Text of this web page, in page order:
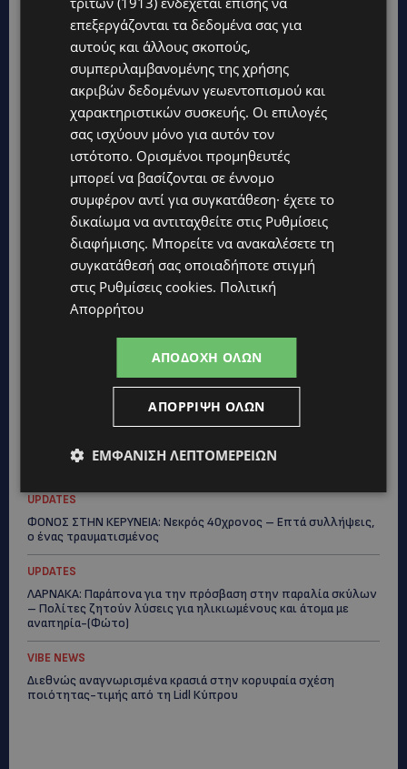
Topics
UPDATES
ΛΑΤΣΙΑ-ΓΕΡΙ: Στο επίκεντρο η δημιουργία δομών για
ασυνόδευτους ανήλικους – Αντιδρά ο Δήμος, στηρίζει υπό
προϋποθέσεις το Κίνημα Οικολόγων
UPDATES
ΣΤΟ «ΚΟΚΚΙΝΟ» Η ΖΕΣΤΗ: Νέα κίτρινη προειδοποίηση και
40άρια στο εσωτερικό
ΛΕΜΕΣΟΣ: Μάχη για τη ζωή του δίνει 18χρονος – Βρέθηκε
βαριά τραυματισμένος δίπλα από το ηλεκτρικό του
ποδήλατο
«ENOLA GAY»: Το τραγούδι που κράτησε ζωντανή τη μνήμη
της Χιροσίμα – 81 χρόνια από τη μέρα που άλλαξε την
ανθρωπότητα-(Bίντεο)
PERNERA BEACH HOTEL: Εκλεκτές παρουσίες στα 50 χρόνια
ενός ιστορικού ξενοδοχείου-Ποιους είδαμε
UPDATES
ΦΟΝΟΣ ΣΤΗΝ ΚΕΡΥΝΕΙΑ: Νεκρός 40χρονος – Επτά συλλήψεις,
ο ένας τραυματισμένος
UPDATES
ΛΑΡΝΑΚΑ: Παράπονα για την πρόσβαση στην παραλία σκύλων
– Πολίτες ζητούν λύσεις για ηλικιωμένους και άτομα με
αναπηρία-(Φώτο)
VIBE NEWS
Διεθνώς αναγνωρισμένα κρασιά στην κορυφαία σχέση
ποιότητας-τιμής από τη Lidl Κύπρου
επεξεργάζονται τα δεδομένα σας για
αυτούς και άλλους σκοπούς,
συμπεριλαμβανομένης της χρήσης
ακριβών δεδομένων γεωεντοπισμού και
χαρακτηριστικών συσκευής. Οι επιλογές
σας ισχύουν μόνο για αυτόν τον
ιστότοπο. Ορισμένοι προμηθευτές
μπορεί να βασίζονται σε έννομο
συμφέρον αντί για συγκατάθεση· έχετε το
δικαίωμα να αντιταχθείτε στις Ρυθμίσεις
διαφήμισης. Μπορείτε να ανακαλέσετε τη
συγκατάθεσή σας οποιαδήποτε στιγμή
στις Ρυθμίσεις cookies. Πολιτική
Απορρήτου
ΑΠΟΔΟΧΉ ΌΛΩΝ
ΑΠΌΡΡΙΨΗ ΌΛΩΝ
ΕΜΦΆΝΙΣΗ ΛΕΠΤΟΜΕΡΕΙΏΝ